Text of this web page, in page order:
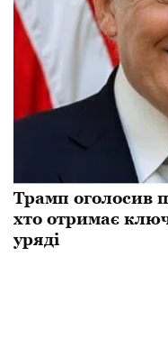
Трамп оголосив
хто отримає
уряді